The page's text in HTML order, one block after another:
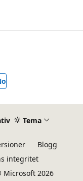
Tema
Blogg
integritet
Microsoft 2026